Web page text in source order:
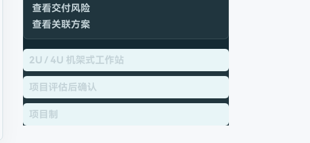
查看交付风险
查看关联方案
2U / 4U 机架式工作站
项目评估后确认
项目制